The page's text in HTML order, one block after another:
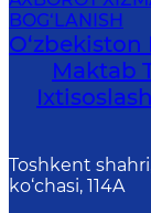
BOG‘LANISH
Maktab
Toshkent
ko‘chasi, 114A